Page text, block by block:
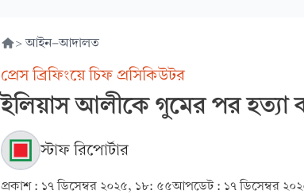
> আইন-আদালত
প্রেস ব্রিফিংয়ে চিফ প্রসিকিউটর
ইলিয়াস আলীকে গুমের পর হত্যা
স্টাফ রিপোর্টার
প্রকাশ : ১৭ ডিসেম্বর ২০২৫, ১৮: ৫৫আপডেট : ১৭ ডিসেম্বর